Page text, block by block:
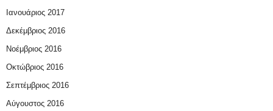
Ιανουάριος 2017
Δεκέμβριος 2016
Νοέμβριος 2016
Οκτώβριος 2016
Σεπτέμβριος 2016
Αύγουστος 2016